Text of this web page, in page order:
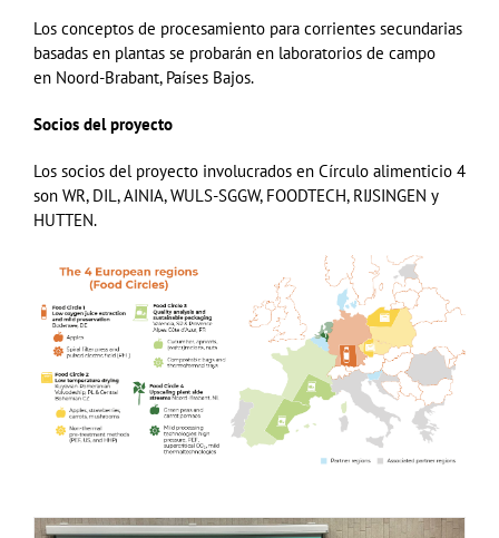
Los conceptos de procesamiento para corrientes secundarias
basadas en plantas se probarán en laboratorios de campo
en Noord-Brabant, Países Bajos.
Socios del proyecto
Los socios del proyecto involucrados en Círculo alimenticio 4
son WR, DIL , AINIA,WULS-SGGW, FOODTECH, RIJSINGEN y
HUTTEN.